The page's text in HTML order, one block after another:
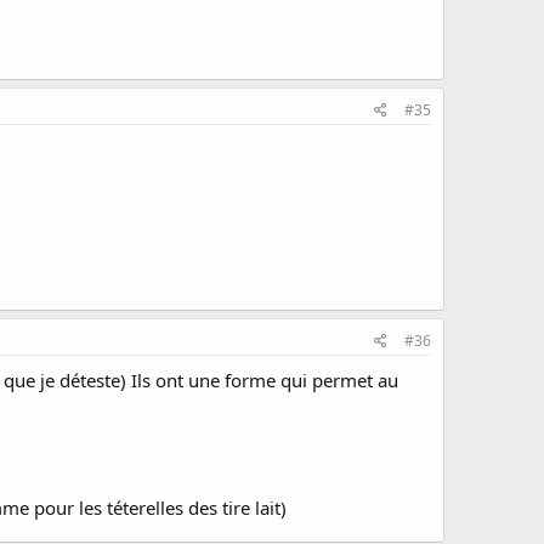
#35
#36
je déteste) Ils ont une forme qui permet au
pour les téterelles des tire lait)